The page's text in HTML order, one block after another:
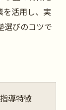
を活用し、実
選びのコツで
指導特徴